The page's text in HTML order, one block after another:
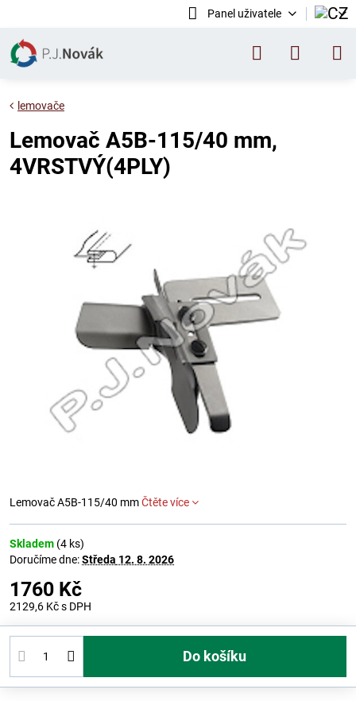
Panel uživatele
lemovače
Lemovač A5B-115/40 mm,
4VRSTVÝ(4PLY)
Lemovač A5B-115/40 mmČtěte více
Skladem (4 ks)
Doručíme dne:Středa 12. 8. 2026
1760 Kč
2129,6 Kčs DPH
Do košíku